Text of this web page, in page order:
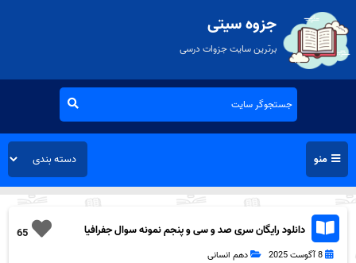
جزوه سیتی
برترین سایت جزوات درسی
منو
65
دانلود رایگان سری صد و سی و پنجم نمونه سوال جفرافیا
دهم انسانی به همراه pdf
8 آگوست 2025 دهم انسانی